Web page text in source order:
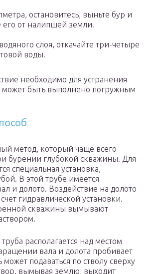
остановитесь, выньте бур и
его от налипшей земли.
слоя, откачайте три-четыре
воды.
необходимо для устранения
может быть выполнено погружным
метод, который чаще всего
бурении глубокой скважины. Для
специальная установка,
В этой трубе имеется
и долото. Воздействие на долото
гидравлической установки.
скважины вымывают
располагается над местом
вала и долота пробивает
подаваться по стволу сверху
вымывая землю, выходит